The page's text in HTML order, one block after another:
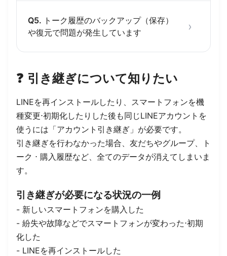
Q5. トーク履歴のバックアップ（保存）
や復元で問題が発生しています
›
❓️ 引き継ぎについて知りたい
LINEを再インストールしたり、スマートフォンを機
種変更⋅初期化したりした後も同じLINEアカウントを
使うには「アカウント引き継ぎ」が必要です。
引き継ぎを行わなかった場合、友だちやグループ、ト
ーク ⋅ 購入履歴など、全てのデータが消えてしまいま
す。
引き継ぎが必要になる状況の一例
- 新しいスマートフォンを購入した
- 紛失や故障などでスマートフォンが変わった⋅初期
化した
- LINEを再インストールした